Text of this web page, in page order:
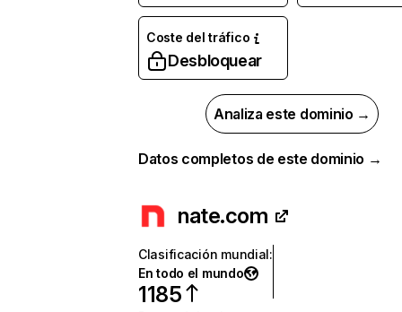
Coste del tráfico
Desbloquear
Analiza este dominio →
Datos completos de este dominio →
nate.com
Clasificación mundial:
En todo el mundo
1185